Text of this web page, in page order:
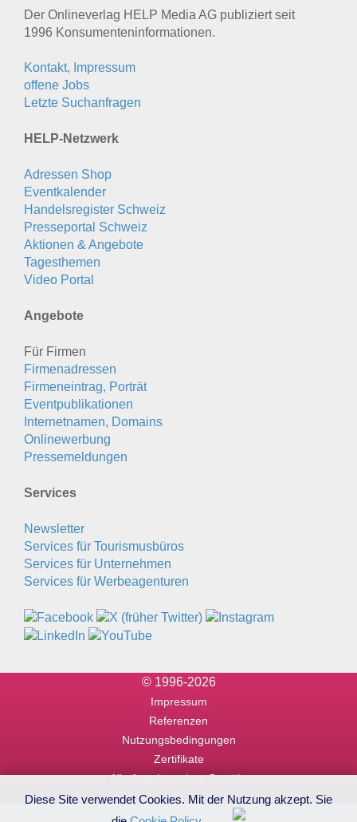
Der Onlineverlag HELP Media AG publiziert seit
1996 Konsumenten­informationen.
Kontakt, Impressum
offene Jobs
Letzte Suchanfragen
HELP-Netzwerk
Adressen Shop
Eventkalender
Handelsregister Schweiz
Presseportal Schweiz
Aktionen & Angebote
Tagesthemen
Video Portal
Angebote
Für Firmen
Firmenadressen
Firmeneintrag, Porträt
Eventpublikationen
Internetnamen, Domains
Onlinewerbung
Pressemeldungen
Services
Newsletter
Services für Tourismusbüros
Services für Unternehmen
Services für Werbeagenturen
© 1996-2026
Impressum
Referenzen
Nutzungsbedingungen
Zertifikate
Alle Angaben ohne Gewähr
Diese Site verwendet Cookies. Mit der Nutzung akzept. Sie